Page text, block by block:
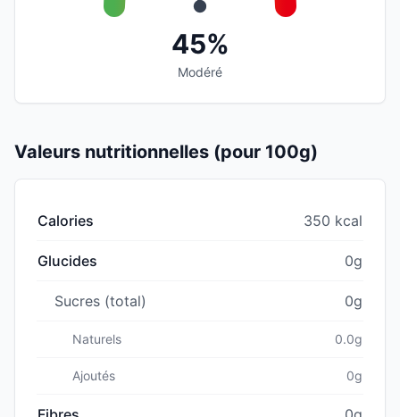
45%
Modéré
Valeurs nutritionnelles (pour 100g)
Calories 350 kcal
Glucides 0g
Sucres (total) 0g
Naturels 0.0g
Ajoutés 0g